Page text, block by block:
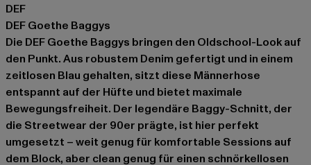
DEF
DEF Goethe Baggys
Die DEF Goethe Baggys bringen den Oldschool-Look auf
den Punkt. Aus robustem Denim gefertigt und in einem
zeitlosen Blau gehalten, sitzt diese Männerhose
entspannt auf der Hüfte und bietet maximale
Bewegungsfreiheit. Der legendäre Baggy-Schnitt, der
die Streetwear der 90er prägte, ist hier perfekt
umgesetzt – weit genug für komfortable Sessions auf
dem Block, aber clean genug für einen schnörkellosen